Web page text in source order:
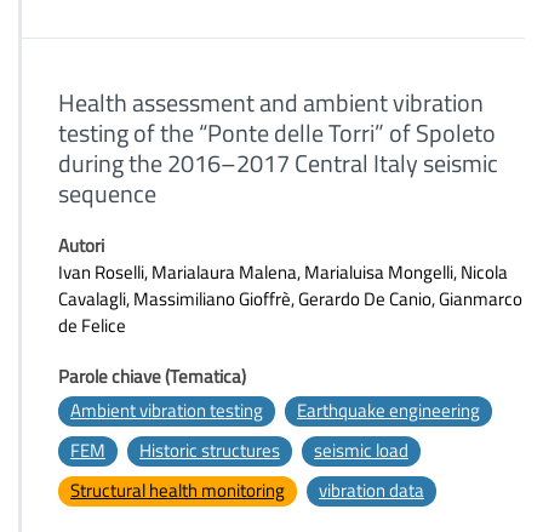
Health assessment and ambient vibration
testing of the “Ponte delle Torri” of Spoleto
during the 2016–2017 Central Italy seismic
sequence
Autori
Ivan Roselli, Marialaura Malena, Marialuisa Mongelli, Nicola
Cavalagli, Massimiliano Gioffrè, Gerardo De Canio, Gianmarco
de Felice
Parole chiave (Tematica)
Ambient vibration testing
Earthquake engineering
FEM
Historic structures
seismic load
Structural health monitoring
vibration data